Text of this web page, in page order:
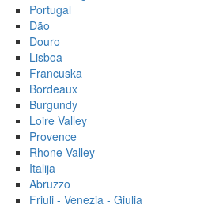
Portugal
Dão
Douro
Lisboa
Francuska
Bordeaux
Burgundy
Loire Valley
Provence
Rhone Valley
Italija
Abruzzo
Friuli - Venezia - Giulia